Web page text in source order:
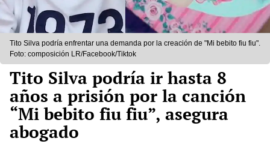
Tito Silva podría enfrentar una demanda por la creación de "Mi bebito fiu fiu".
Foto: composición LR/Facebook/Tiktok
Tito Silva podría ir hasta 8
años a prisión por la canción
“Mi bebito fiu fiu”, asegura
abogado